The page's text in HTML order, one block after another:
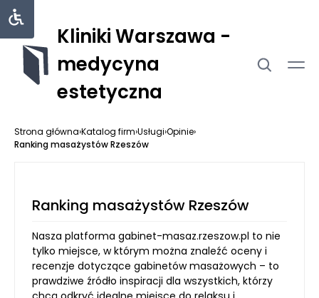
Kliniki Warszawa -
medycyna
estetyczna
Strona główna›Katalog firm›Usługi›Opinie›
Ranking masażystów Rzeszów
Ranking masażystów Rzeszów
Nasza platforma gabinet-masaz.rzeszow.pl to nie
tylko miejsce, w którym można znaleźć oceny i
recenzje dotyczące gabinetów masażowych – to
prawdziwe źródło inspiracji dla wszystkich, którzy